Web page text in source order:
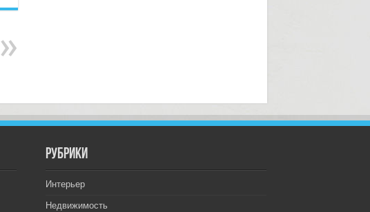
РУбрики
Интерьер
Недвижимость